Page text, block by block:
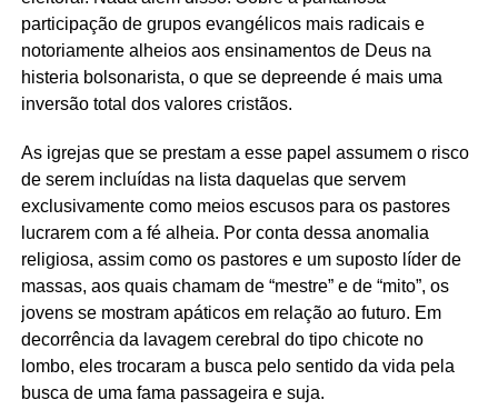
participação de grupos evangélicos mais radicais e
notoriamente alheios aos ensinamentos de Deus na
histeria bolsonarista, o que se depreende é mais uma
inversão total dos valores cristãos.
As igrejas que se prestam a esse papel assumem o risco
de serem incluídas na lista daquelas que servem
exclusivamente como meios escusos para os pastores
lucrarem com a fé alheia. Por conta dessa anomalia
religiosa, assim como os pastores e um suposto líder de
massas, aos quais chamam de “mestre” e de “mito”, os
jovens se mostram apáticos em relação ao futuro. Em
decorrência da lavagem cerebral do tipo chicote no
lombo, eles trocaram a busca pelo sentido da vida pela
busca de uma fama passageira e suja.